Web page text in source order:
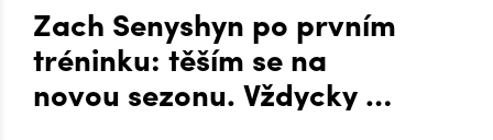
Zach Senyshyn po prvním
tréninku: těším se na
novou sezonu. Vždycky mi